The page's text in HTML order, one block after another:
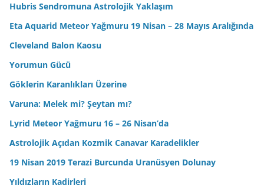
Hubris Sendromuna Astrolojik Yaklaşım
Eta Aquarid Meteor Yağmuru 19 Nisan – 28 Mayıs Aralığında
Cleveland Balon Kaosu
Yorumun Gücü
Göklerin Karanlıkları Üzerine
Varuna: Melek mi? Şeytan mı?
Lyrid Meteor Yağmuru 16 – 26 Nisan’da
Astrolojik Açıdan Kozmik Canavar Karadelikler
19 Nisan 2019 Terazi Burcunda Uranüsyen Dolunay
Yıldızların Kadirleri